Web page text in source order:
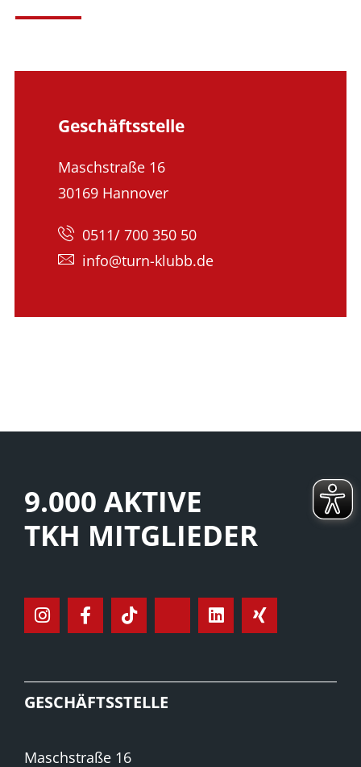
Geschäftsstelle
Maschstraße 16
30169 Hannover
0511/ 700 350 50
info@turn-klubb.de
9.000 AKTIVE
TKH MITGLIEDER
GESCHÄFTSSTELLE
Maschstraße 16